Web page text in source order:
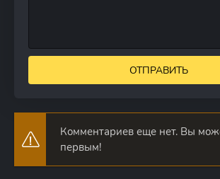
ОТПРАВИТЬ
Комментариев еще нет. Вы
первым!